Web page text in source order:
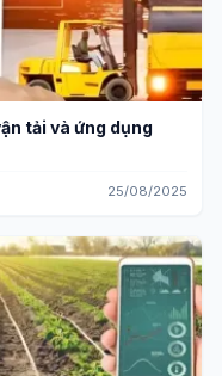
tải và ứng dụng
25/08/2025